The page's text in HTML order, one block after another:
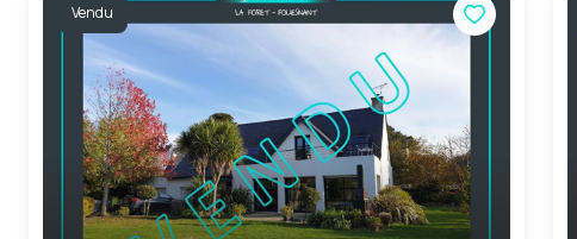
Vendu